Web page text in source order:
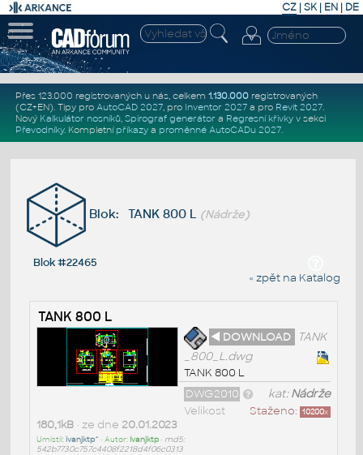
CZ | SK| EN | DE
Přes 123.000 registrovaných u nás, celkem 1.130.000registrovaných
(CZ+EN). Tipy pro AutoCAD 2027, pro Inventor 2027a pro Revit 2027.
Nový Kalkulátor nosníků, Spirograf generátor a Regresní křivkyv sekci
Převodníky. Kompletní příkazya proměnné AutoCADu 2027.
Blok: TANK 800 L (Nádrže)
Blok #22465
« zpět na Katalog
TANK 800 L
◄ DOWNLOAD
TANK
_800_L.dwg
TANK 800 L
kat:Nádrže
DWG2010
Staženo: 10200x
Velikost
180,1kB• ze dne 20.01.2023
Umístil:ivanjktp^ • Autor: Ivanjktp• md5:
542b7730c757c4408f2218d4f06c0313